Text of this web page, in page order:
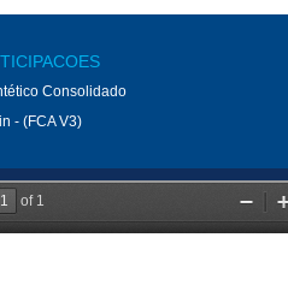
Consolidado
- (FCA V3)